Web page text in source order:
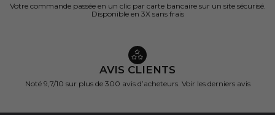
Votre commande passée en un clic par carte bancaire sur un site sécurisé.
Disponible en 3X sans frais
AVIS CLIENTS
Noté 9,7/10 sur plus de 300 avis d’acheteurs. Voir les derniers avis